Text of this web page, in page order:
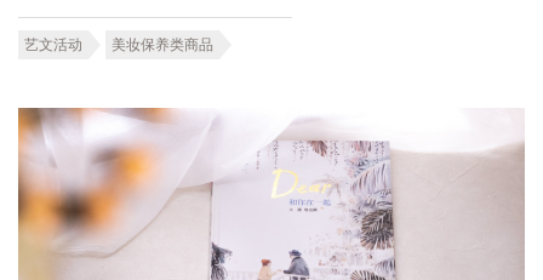
艺文活动 美妆保养类商品